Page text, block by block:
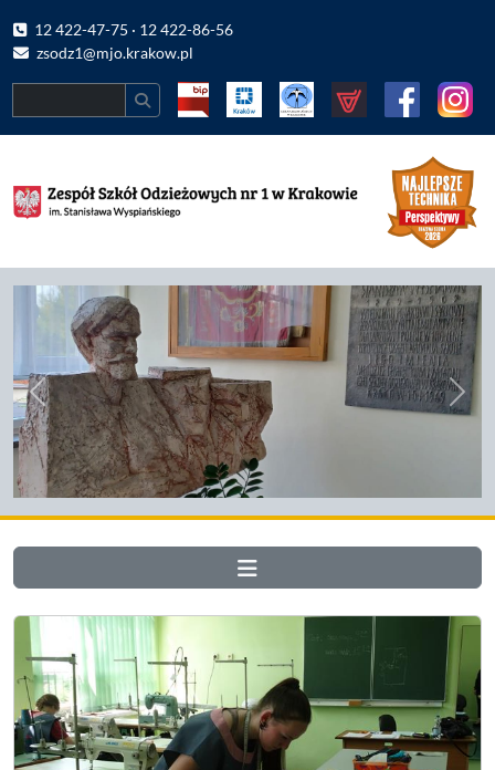
12 422-47-75 · 12 422-86-56
zsodz1@mjo.krakow.pl
Previous